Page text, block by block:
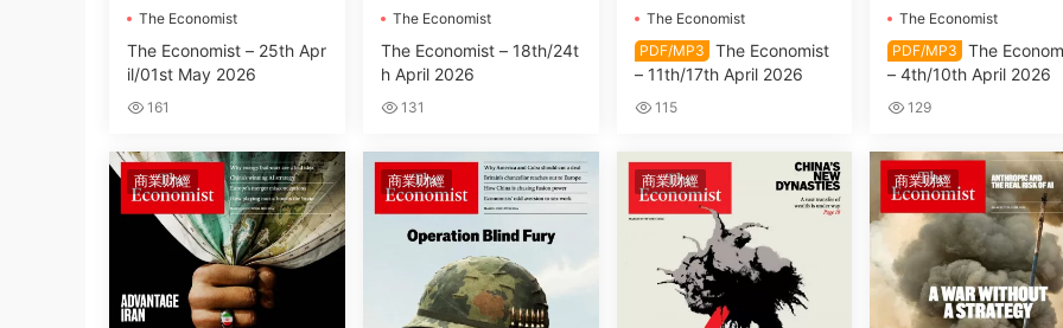
The Economist
The Economist – 25th Apr
il/01st May 2026
161
The Economist
The Economist – 18th/24t
h April 2026
131
The Economist
PDF/MP3
The Economist
– 11th/17th April 2026
115
The Economist
PDF/MP3
The
– 4th/10th April 2026
129
商業财經 商業财經 商業财經 商業财經